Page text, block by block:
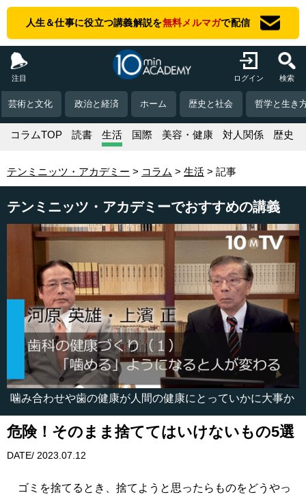
人生＆仕事に役立つ講義解説を無料メルマガで配信
注目 ログイン 検索
芸術と文化 政治と経済 ホーム 歴史と社会 哲学と生き
コラムTOP 読書 生活 国際 美容・健康 対人関係 歴史
テンミニッツ・アカデミー コラム 生活 記事
テンミニッツ・アカデミーでおすすめの講義
噛み合わせや歯の健康が人間の健康にとっていかに大事か
危険！そのまま捨ててはいけないもの5選
DATE/ 2023.07.12
ゴミを捨てるとき、捨てようと思ったらものをどうやっ